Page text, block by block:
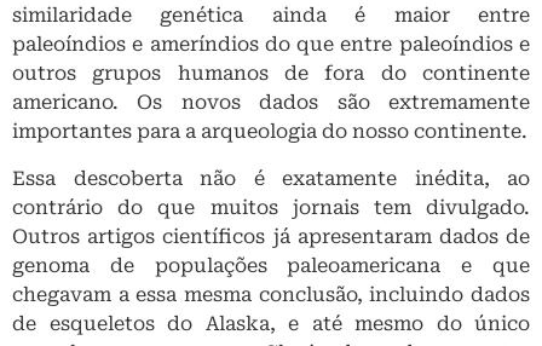
similaridade genética ainda é maior entre
paleoíndios e ameríndios do que entre paleoíndios e
outros grupos humanos de fora do continente
americano. Os novos dados são extremamente
importantes para a arqueologia do nosso continente.
Essa descoberta não é exatamente inédita, ao
contrário do que muitos jornais tem divulgado.
Outros artigos científicos já apresentaram dados de
genoma de populações paleoamericana e que
chegavam a essa mesma conclusão, incluindo dados
de esqueletos do Alaska, e até mesmo do único